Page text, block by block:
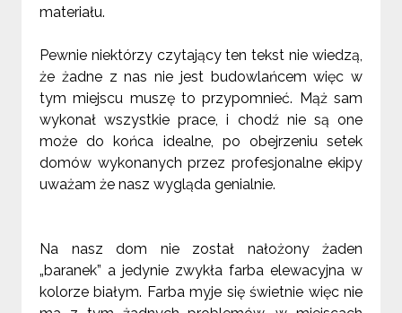
materiału.
Pewnie niektórzy czytający ten tekst nie wiedzą,
że żadne z nas nie jest budowlańcem więc w
tym miejscu muszę to przypomnieć. Mąż sam
wykonał wszystkie prace, i chodź nie są one
może do końca idealne, po obejrzeniu setek
domów wykonanych przez profesjonalne ekipy
uważam że nasz wygląda genialnie.
Na nasz dom nie został nałożony żaden
„baranek” a jedynie zwykła farba elewacyjna w
kolorze białym. Farba myje się świetnie więc nie